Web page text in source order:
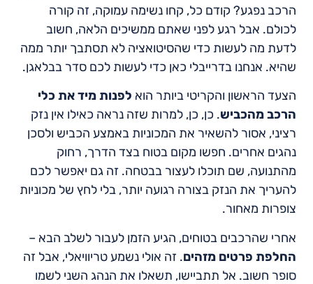
הרכב נפגע? קודם כל, קחו נשימה עמוקה, זה קורה
לכולם. אבל רגע לפני שאתם ממשיכים הלאה, חשוב
לדעת מה לעשות כדי שהסיטואציה לא תסתבך יותר ממה
שהיא. אנחנו בדרייבלי כאן כדי לעשות לכם סדר בבלאגן.
הצעד הראשון והקריטי ביותר הוא לפנות מיד את כלי
הרכב מהכביש. כן, כן, למרות שזה נראה כאילו אין נזק
רציני, אסור להשאיר את המכוניות באמצע הכביש ולסכן
נהגים אחרים. חפשו מקום בטוח בצד הדרך, רחוק
מהתנועה, שם תוכלו לעצור בבטחה. זה גם יאפשר לכם
להעריך את הנזק בצורה רגועה יותר, בלי לחץ של מכוניות
צופרות מאחור.
אחרי שהרכבים בטוחים, הגיע הזמן לעבור לשלב הבא –
החלפת פרטים מזהים. זה אולי נשמע טריוויאלי, אבל זה
סופר חשוב. אל תתביישו, תשאלו את הנהג השני לשמו